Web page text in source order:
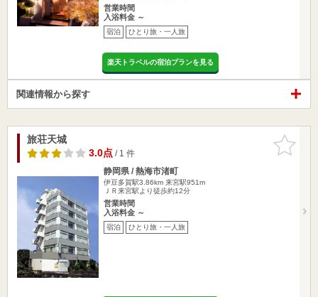
営業時間
入浴料金 ～
宿泊 ひとり旅・一人旅
楽天トラベルの宿泊プランを見る
関連情報から探す
お気に入
りに追加
旅荘天城
3.0点/ 1 件
静岡県 / 熱海市渚町
伊豆多賀駅3.86km 来宮駅951m
ＪＲ来宮駅より徒歩約12分
営業時間
入浴料金 ～
宿泊 ひとり旅・一人旅